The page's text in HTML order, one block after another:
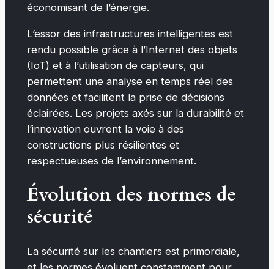
économisant de l’énergie.
L’essor des infrastructures intelligentes est
rendu possible grâce à l’Internet des objets
(IoT) et à l’utilisation de capteurs, qui
permettent une analyse en temps réel des
données et facilitent la prise de décisions
éclairées. Les projets axés sur la durabilité et
l’innovation ouvrent la voie à des
constructions plus résilientes et
respectueuses de l’environnement.
Évolution des normes de
sécurité
La sécurité sur les chantiers est primordiale,